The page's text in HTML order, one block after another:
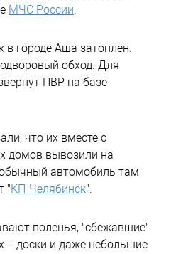
МЧС России.
в городе Аша затоплен.
обход. Для
ПВР на базе
что их вместе с
домов вывозили на
автомобиль там
"КП-Челябинск".
поленья, "сбежавшие"
– доски и даже небольшие